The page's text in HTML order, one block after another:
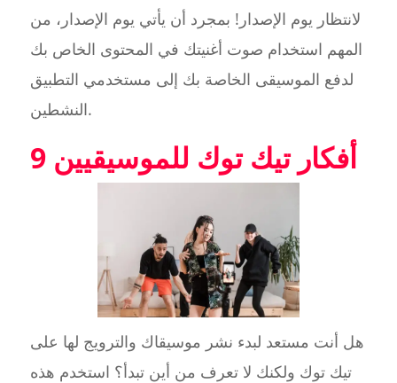
لانتظار يوم الإصدار! بمجرد أن يأتي يوم الإصدار، من
المهم استخدام صوت أغنيتك في المحتوى الخاص بك
لدفع الموسيقى الخاصة بك إلى مستخدمي التطبيق
النشطين.
9 أفكار تيك توك للموسيقيين
هل أنت مستعد لبدء نشر موسيقاك والترويج لها على
تيك توك ولكنك لا تعرف من أين تبدأ؟ استخدم هذه